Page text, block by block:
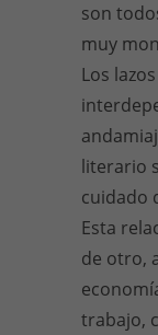
son
muy
Los
literario
cuidado
Esta
de otro,
trabajo,